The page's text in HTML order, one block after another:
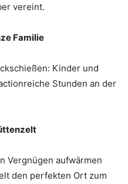
vereint.
Familie
Kinder und
Stunden an der
Vergnügen aufwärmen
den perfekten Ort zum